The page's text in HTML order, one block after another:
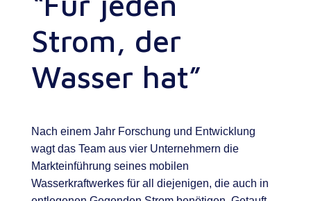
Strom, der
Wasser hat”
Nach einem Jahr Forschung und Entwicklung
wagt das Team aus vier Unternehmern die
Markteinführung seines mobilen
Wasserkraftwerkes für all diejenigen, die auch in